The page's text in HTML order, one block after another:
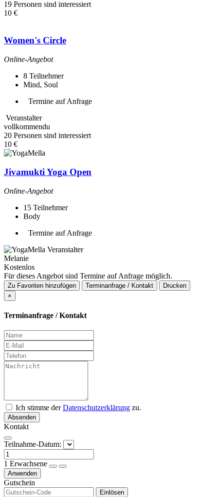
19 Personen sind interessiert
10 €
Women's Circle
Online-Angebot
8 Teilnehmer
Mind, Soul
Termine auf Anfrage
Veranstalter
vollkommendu
20 Personen sind interessiert
10 €
Jivamukti Yoga Open
Online-Angebot
15 Teilnehmer
Body
Termine auf Anfrage
Veranstalter
Melanie
Kostenlos
Für dieses Angebot sind Termine auf Anfrage möglich.
Zu Favoriten hinzufügen Terminanfrage / Kontakt
Drucken
×
Terminanfrage / Kontakt
Ich stimme derDatenschutzerklärung zu.
Absenden
Kontakt
Teilnahme-Datum:
1 Erwachsene
Anwenden
Gutschein
Einlösen